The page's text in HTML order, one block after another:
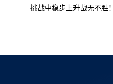
挑战中稳步上升战无不胜！